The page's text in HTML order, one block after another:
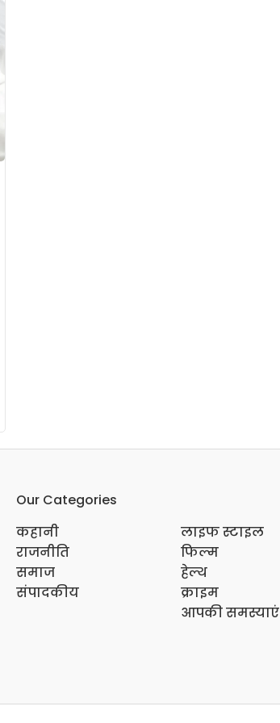
Our Categories
कहानी
राजनीति
समाज
संपादकीय
लाइफ स्टाइल
फिल्म
हेल्थ
क्राइम
आपकी समस्याएं